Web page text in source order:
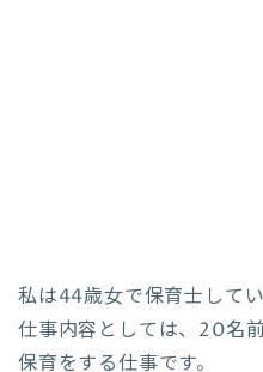
私は44歳女で保育士してい
仕事内容としては、20名
保育をする仕事です。